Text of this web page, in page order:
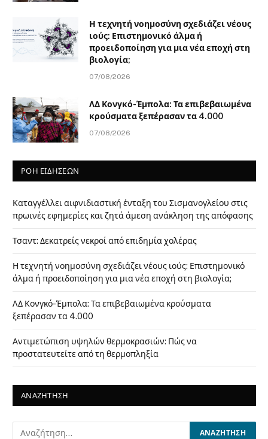
Η τεχνητή νοημοσύνη σχεδιάζει νέους
ιούς: Επιστημονικό άλμα ή
προειδοποίηση για μια νέα εποχή στη
βιολογία;
07/08/2026
ΛΔ Κονγκό-Έμπολα: Τα επιβεβαιωμένα
κρούσματα ξεπέρασαν τα 4.000
07/08/2026
ΡΟΗ ΕΙΔΗΣΕΩΝ
Καταγγέλλει αιφνιδιαστική ένταξη του Σισμανογλείου στις
πρωινές εφημερίες και ζητά άμεση ανάκληση της απόφασης
Τσαντ: Δεκατρείς νεκροί από επιδημία χολέρας
Η τεχνητή νοημοσύνη σχεδιάζει νέους ιούς: Επιστημονικό
άλμα ή προειδοποίηση για μια νέα εποχή στη βιολογία;
ΛΔ Κονγκό-Έμπολα: Τα επιβεβαιωμένα κρούσματα
ξεπέρασαν τα 4.000
Αντιμετώπιση υψηλών θερμοκρασιών: Πώς να
προστατευτείτε από τη θερμοπληξία
ΑΝΑΖΗΤΗΣΗ